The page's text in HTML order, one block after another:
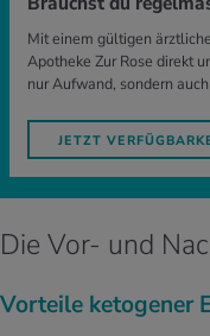
Mit einem gültigen
Apotheke Zur Rose direkt
nur Aufwand, sondern
JETZT
Die Vor- und
Vorteile ketogener